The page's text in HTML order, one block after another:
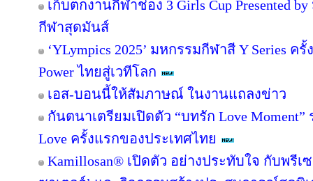
เก็บตกงานกีฬาช่อง 3 Girls Cup Presented
กีฬาสุดมันส์
‘YLympics 2025’ มหกรรมกีฬาสี Y Series
Power ไทยสู่เวทีโลก
เอส-บอนนี้ให้สัมภาษณ์ ในงานแถลงข่าว
กันตนาเตรียมเปิดตัว “บทรัก Love
Love ครั้งแรกของประเทศไทย
Kamillosan® เปิดตัว อย่างประทับใจ กับพรี